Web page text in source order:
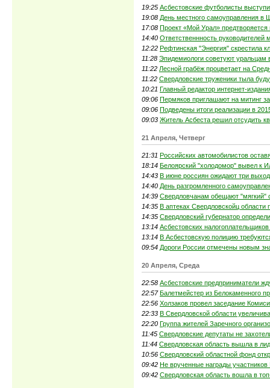
19:25 Асбестовские футболисты
19:08 День местного самоуправления в
17:08 Проект «Мой Урал» предтворяется
14:40 Ответственнность
12:22 Рефтинская "Энергия" скрестила
11:28 Эпидемиологи советуют уральцам
11:22 Лесной грабёж процветает на
11:22 Свердловские труженики тыла
10:21 Главный редактор интернет-
09:06 Пермяков приглашают на митинг
09:06 Подведены итоги реализации в
09:03 Житель Асбеста решил отсудить
21 Апреля, Четверг
21:31 Российских автомобилистов
18:14 Белоярский "холодомор" вывел к
14:43 В июне россиян ожидают три
14:40 День разгромленного
14:39 Свердловчанам обещают "мягкий"
14:35 В аптеках Свердловскойц
14:35 Свердловский губернатор
13:14 Асбестовских
13:14 В Асбестовскую полицию
09:54 Дороги России отмечены новым
20 Апреля, Среда
22:58 Асбестовские предприниматели
22:57 Балетмейстер из Белокаменного
22:56 Холзаков провел заседание
22:33 В Свердловской области
22:20 Группа жителей Заречного
11:45 Свердловские депутаты не
11:44 Свердловская область вышла в
10:56 Свердловский областной фонд
09:42 Не врученные награды
09:42 Свердловская область вошла в